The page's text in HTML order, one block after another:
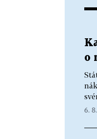
o
6.